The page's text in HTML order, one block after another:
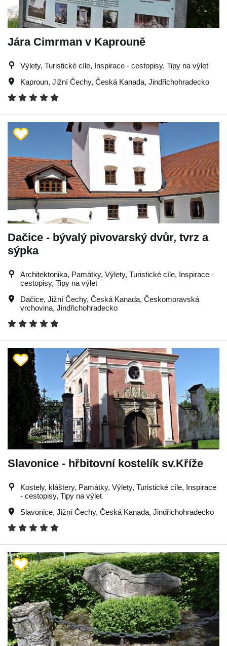
Jára Cimrman v Kaprouně
Výlety, Turistické cíle, Inspirace - cestopisy, Tipy na výlet
Kaproun, Jižní Čechy, Česká Kanada, Jindřichohradecko
Dačice - bývalý pivovarský dvůr, tvrz a
sýpka
Architektonika, Památky, Výlety, Turistické cíle, Inspirace -
cestopisy, Tipy na výlet
Dačice, Jižní Čechy, Česká Kanada, Českomoravská
vrchovina, Jindřichohradecko
Slavonice - hřbitovní kostelík sv.Kříže
Kostely, kláštery, Památky, Výlety, Turistické cíle, Inspirace
- cestopisy, Tipy na výlet
Slavonice, Jižní Čechy, Česká Kanada, Jindřichohradecko